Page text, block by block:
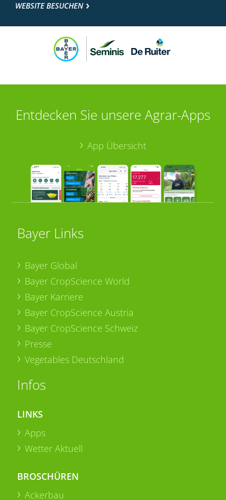
WEBSITE BESUCHEN
Entdecken Sie unsere Agrar-Apps
App Übersicht
Bayer Links
Bayer Global
Bayer CropScience World
Bayer Karriere
Bayer CropScience Austria
Bayer CropScience Schweiz
Presse
Vegetables Deutschland
Infos
LINKS
Apps
Wetter Aktuell
BROSCHÜREN
Ackerbau